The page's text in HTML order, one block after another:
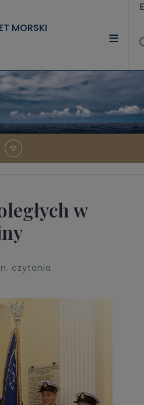
MORSKI
w
czytania